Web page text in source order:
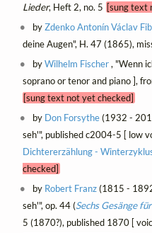
Lieder, Heft 2, no. 5 [sung text
byZdenko Antonín Václav
deine Augen", H. 47 (1865),
byWilhelm Fischer, "Wenn
soprano or tenor and piano ],
[sung text not yet checked]
by Don Forsythe(1932 -
seh'", published c2004-5 [ low
Dichtererzählung -
checked]
by Robert Franz(1815 -
seh'", op. 44 (Sechs Gesänge
5 (1870?), published 1870 [